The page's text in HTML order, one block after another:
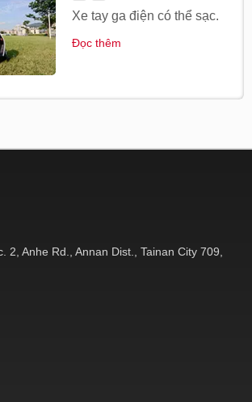
Xe tay ga điện có thể sạc.
Đọc thêm
2, Anhe Rd., Annan Dist., Tainan City 709,